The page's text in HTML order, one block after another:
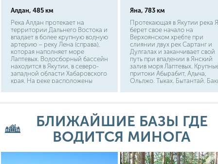
Алдан, 485 км
Река Алдан протекает на
территории Дальнего Востока и
впадает в более крупную водную
артерию – реку Лена (справа),
которая наполняет море
Лаптевых. Водосборный бассейн
находится в Якутии, в северо-
западной области Хабаровского
края. На реке расположены
Яна, 783 км
Протекающая в Якутии река
берет свое начало на
Верхоянском хребте при
слиянии двух рек Сартанг и
Дулгалах и заканчивает свой
путь при впадении в Янский
залив моря Лаптевых.
притоки Абырабит, Адыча,
Ольджо, Тыках, Бытантай,
БЛИЖАЙШИЕ БАЗЫ ГДЕ
ВОДИТСЯ МИНОГА